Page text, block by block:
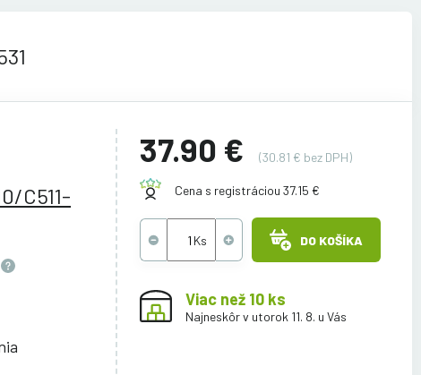
C511-
37.90 € (30.81 € bez DPH)
Cena s registráciou 37.15 €
DO KOŠÍKA
Viac než 10 ks
Najneskôr v utorok 11. 8. u Vás